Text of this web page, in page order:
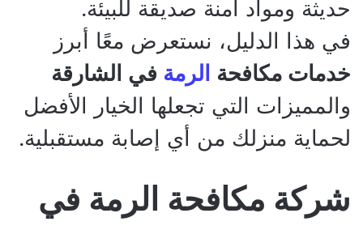
حديثة ومواد آمنة صديقة للبيئة.
في هذا الدليل، نستعرض معًا أبرز
خدمات مكافحة الرمة في الشارقة
والمميزات التي تجعلها الخيار الأفضل
لحماية منزلك من أي إصابة مستقبلية.
شركة مكافحة الرمة في